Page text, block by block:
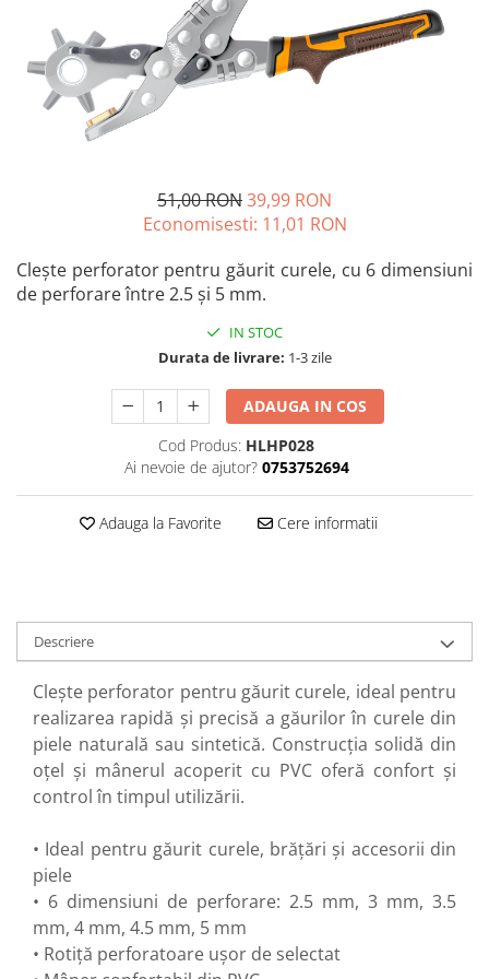
Mașini de șlefuit
Măști de sudură
Nivele cu bulă
Nivelă laser
Polizoare unghiulare
Capsatoare
Căni
Drujbă
Accesorii pentru drujbă
Grătare Electrice
Grătare și accesorii
Mașină de tocat carne
Oale și vase de gătit
Perne
Pistol pentru vopsit
Presostate/Regulatoare de
presiune
Prelate și Folii de Protecție
Prelungitoare
Rindele electrice
Accesorii rindele
Accesorii pentru polizor
Accesorii scule electrice
Compresoare aer
Fierastrau sabie
Fierăstrău circular
51,00 RON39,99 RON
Economisesti: 11,01 RON
Clește perforator pentru găurit curele, cu 6 dimensiuni
de perforare între 2.5 și 5 mm.
IN STOC
Durata de livrare: 1-3 zile
ADAUGA IN COS
Cod Produs: HLHP028
Ai nevoie de ajutor? 0753752694
Adauga la Favorite Cere informatii
Descriere
Clește perforator pentru găurit curele, ideal pentru
realizarea rapidă și precisă a găurilor în curele din
piele naturală sau sintetică. Construcția solidă din
oțel și mânerul acoperit cu PVC oferă confort și
control în timpul utilizării.
• Ideal pentru găurit curele, brățări și accesorii din
piele
• 6 dimensiuni de perforare: 2.5 mm, 3 mm, 3.5
mm, 4 mm, 4.5 mm, 5 mm
• Rotiță perforatoare ușor de selectat